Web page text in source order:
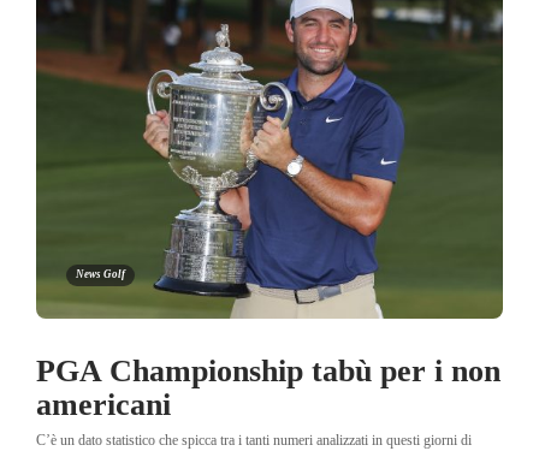
News Golf
PGA Championship tabù per i non
americani
C’è un dato statistico che spicca tra i tanti numeri analizzati in questi giorni di